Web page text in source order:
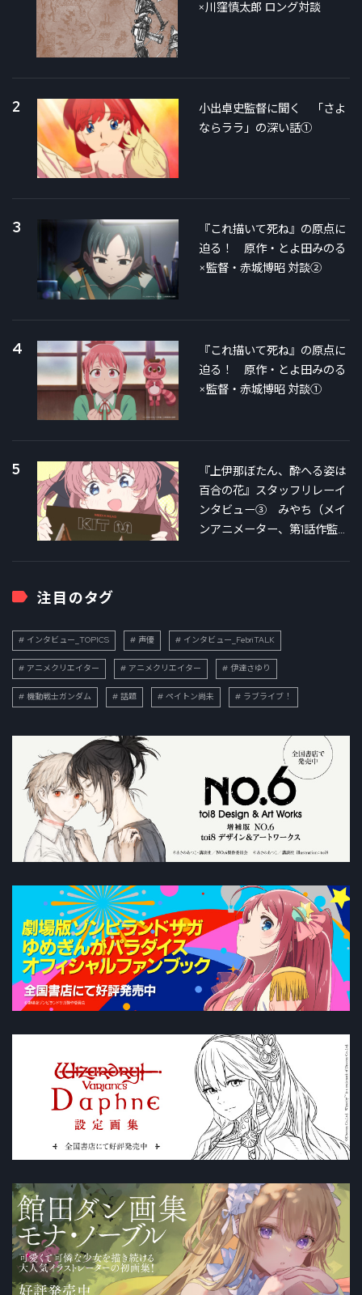
×川窪慎太郎 ロング対談
2
小出卓史監督に聞く 「さよ
ならララ」の深い話①
3
『これ描いて死ね』の原点に
迫る！ 原作・とよ田みのる
×監督・赤城博昭 対談②
4
『これ描いて死ね』の原点に
迫る！ 原作・とよ田みのる
×監督・赤城博昭 対談①
5
『上伊那ぼたん、酔へる姿は
百合の花』スタッフリレーイ
ンタビュー③ みやち（メイ
ンアニメーター、第1話作監）
注目のタグ
インタビュー_TOPICS 声優 インタビュー_FebriTALK
アニメクリエイター アニメクリエイター 伊達さゆり
機動戦士ガンダム 話題 ペイトン尚未 ラブライブ！